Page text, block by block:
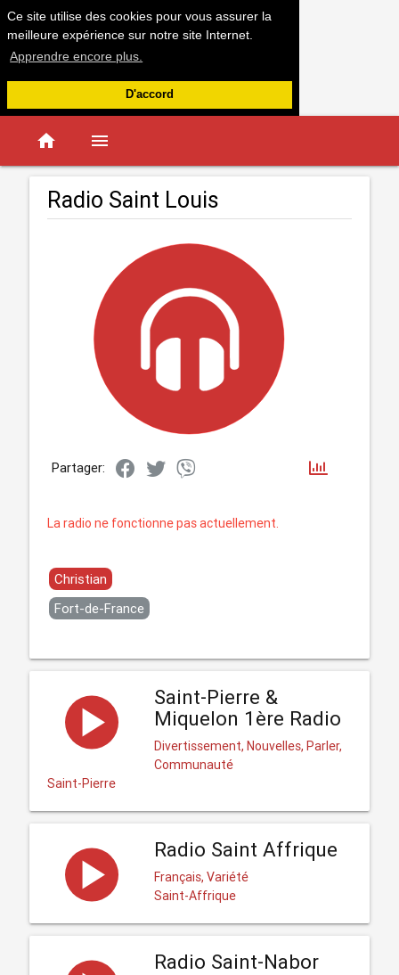
Ce site utilise des cookies pour vous assurer la
meilleure expérience sur notre site Internet.
Apprendre encore plus.
D'accord
home menu
Radio Saint Louis
Partager:
La radio ne fonctionne pas actuellement.
Christian
Fort-de-France
Saint-Pierre &
Miquelon 1ère Radio
Divertissement, Nouvelles, Parler,
Communauté
Saint-Pierre
Radio Saint Affrique
Français, Variété
Saint-Affrique
Radio Saint-Nabor